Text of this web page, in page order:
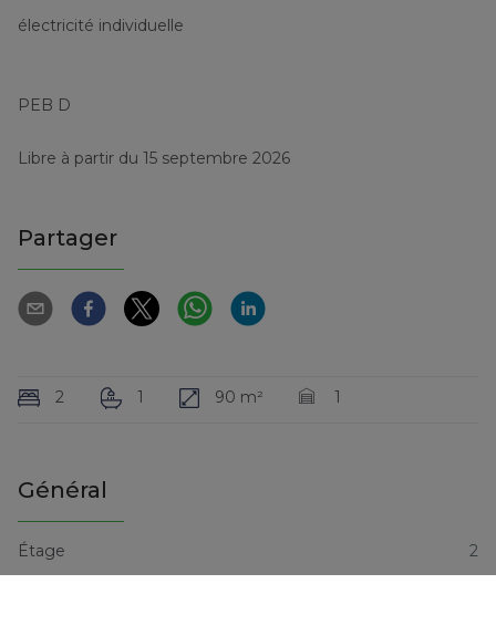
électricité individuelle
PEB D
Libre à partir du 15 septembre 2026
Partager
2 1 90 m² 1
Général
Étage 2